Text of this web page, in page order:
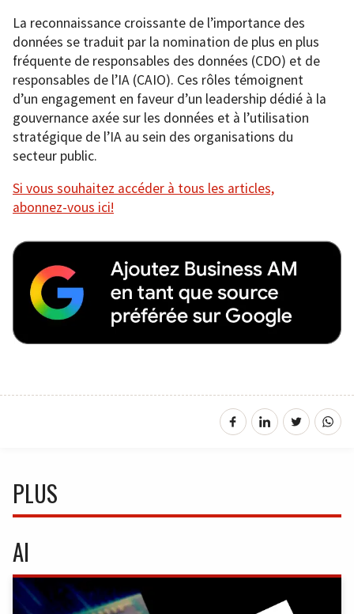
La reconnaissance croissante de l’importance des
données se traduit par la nomination de plus en plus
fréquente de responsables des données (CDO) et de
responsables de l’IA (CAIO). Ces rôles témoignent
d’un engagement en faveur d’un leadership dédié à la
gouvernance axée sur les données et à l’utilisation
stratégique de l’IA au sein des organisations du
secteur public.
Si vous souhaitez accéder à tous les articles,
abonnez-vous ici!
PLUS
AI